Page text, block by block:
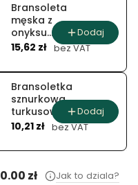
Bransoleta
męska z
onyksu
asterion
Cena
15,62 zł bez VAT
Dodaj
Bransoletka
sznurkowa
turkusowy
splot
Cena
10,21 zł bez VAT
Dodaj
0.00 zł Jak to dziala?